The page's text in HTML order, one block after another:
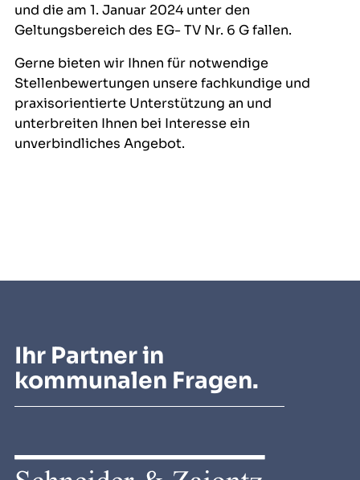
und die am 1. Januar 2024 unter den
Geltungsbereich des EG- TV Nr. 6 G fallen.
Gerne bieten wir Ihnen für notwendige
Stellenbewertungen unsere fachkundige und
praxisorientierte Unterstützung an und
unterbreiten Ihnen bei Interesse ein
unverbindliches Angebot.
Ihr Partner in
kommunalen Fragen.